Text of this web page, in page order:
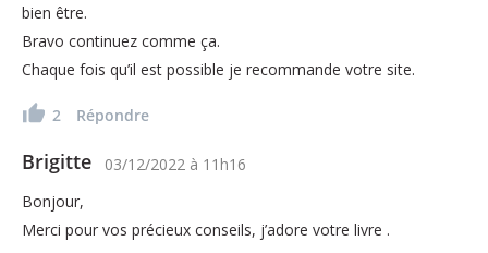
bien être.
Bravo continuez comme ça.
Chaque fois qu’il est possible je recommande votre site.
2 Répondre
Brigitte 03/12/2022 à 11h16
Bonjour,
Merci pour vos précieux conseils, j’adore votre livre .